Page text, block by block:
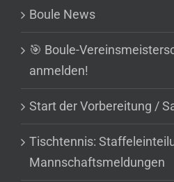
Boule News
🎯 Boule-
anmelden!
Start der Vorbereitung /
Tischtennis:
Mannschaftsmeldungen